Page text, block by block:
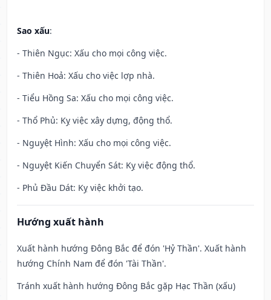
Sao xấu:
- Thiên Ngục: Xấu cho mọi công việc.
- Thiên Hoả: Xấu cho việc lợp nhà.
- Tiểu Hồng Sa: Xấu cho mọi công việc.
- Thổ Phủ: Kỵ việc xây dựng, động thổ.
- Nguyệt Hình: Xấu cho mọi công việc.
- Nguyệt Kiến Chuyển Sát: Kỵ việc động thổ.
- Phủ Đầu Dát: Kỵ việc khởi tạo.
Hướng xuất hành
Xuất hành hướng Đông Bắc để đón 'Hỷ Thần'. Xuất hành
hướng Chính Nam để đón 'Tài Thần'.
Tránh xuất hành hướng Đông Bắc gặp Hạc Thần (xấu)